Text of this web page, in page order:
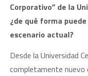
Corporativo” de la
¿de qué forma
escenario actual?
Desde la Universidad
completamente nuevo